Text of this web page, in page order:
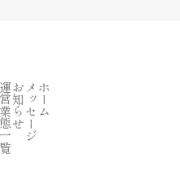
ホーム
メッセージ
お知らせ
一覧